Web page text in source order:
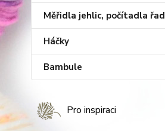
Měřidla jehlic, počítadla řad
Háčky
Bambule
Pro inspiraci